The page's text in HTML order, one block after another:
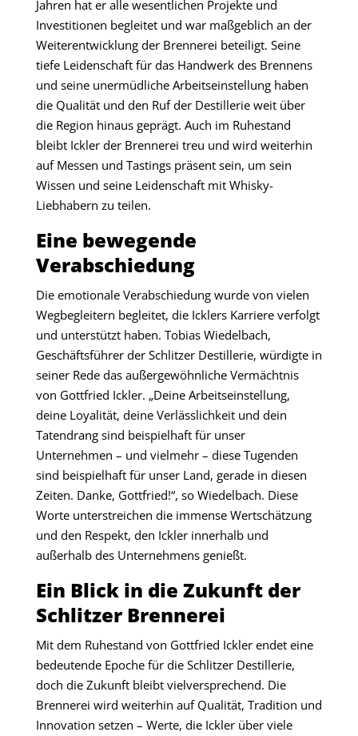
Jahren hat er alle wesentlichen Projekte und
Investitionen begleitet und war maßgeblich an der
Weiterentwicklung der Brennerei beteiligt. Seine
tiefe Leidenschaft für das Handwerk des Brennens
und seine unermüdliche Arbeitseinstellung haben
die Qualität und den Ruf der Destillerie weit über
die Region hinaus geprägt. Auch im Ruhestand
bleibt Ickler der Brennerei treu und wird weiterhin
auf Messen und Tastings präsent sein, um sein
Wissen und seine Leidenschaft mit Whisky-
Liebhabern zu teilen.
Eine bewegende
Verabschiedung
Die emotionale Verabschiedung wurde von vielen
Wegbegleitern begleitet, die Icklers Karriere verfolgt
und unterstützt haben. Tobias Wiedelbach,
Geschäftsführer der Schlitzer Destillerie, würdigte in
seiner Rede das außergewöhnliche Vermächtnis
von Gottfried Ickler. „Deine Arbeitseinstellung,
deine Loyalität, deine Verlässlichkeit und dein
Tatendrang sind beispielhaft für unser
Unternehmen – und vielmehr – diese Tugenden
sind beispielhaft für unser Land, gerade in diesen
Zeiten. Danke, Gottfried!“, so Wiedelbach. Diese
Worte unterstreichen die immense Wertschätzung
und den Respekt, den Ickler innerhalb und
außerhalb des Unternehmens genießt.
Ein Blick in die Zukunft der
Schlitzer Brennerei
Mit dem Ruhestand von Gottfried Ickler endet eine
bedeutende Epoche für die Schlitzer Destillerie,
doch die Zukunft bleibt vielversprechend. Die
Brennerei wird weiterhin auf Qualität, Tradition und
Innovation setzen – Werte, die Ickler über viele